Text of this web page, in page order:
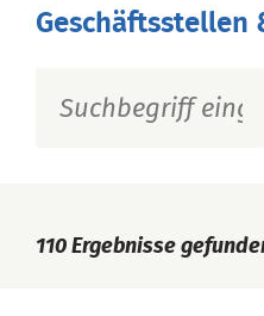
Geschäftsstellen
110 Ergebnisse